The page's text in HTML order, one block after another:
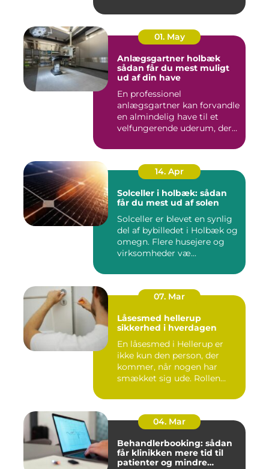
01. May
Anlægsgartner holbæk
sådan får du mest muligt
ud af din have
En professionel
anlægsgartner kan forvandle
en almindelig have til et
velfungerende uderum, der
14. Apr
Solceller i holbæk: sådan
får du mest ud af solen
Solceller er blevet en synlig
del af bybilledet i Holbæk og
omegn. Flere husejere og
virksomheder væ...
07. Mar
Låsesmed hellerup
sikkerhed i hverdagen
En låsesmed i Hellerup er
ikke kun den person, der
kommer, når nogen har
smækket sig ude. Rollen
04. Mar
Behandlerbooking: sådan
får klinikken mere tid til
patienter og mindre